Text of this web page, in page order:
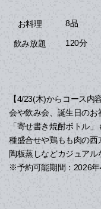
お料理 8品
飲み放題 120分
【4/23(木)からコース
会や飲み会、誕生日のお
「寄せ書き焼酎ボトル
種盛合せや鶏もも肉の
陶板蒸しなどカジュアル
※予約可能期間：2026年